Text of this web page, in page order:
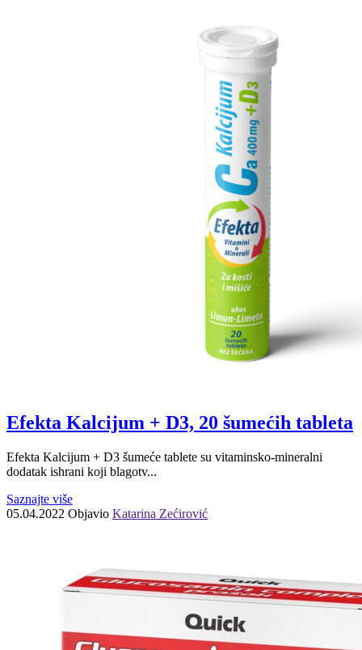
Efekta Kalcijum + D3, 20 šumećih tableta
Efekta Kalcijum + D3 šumeće tablete su vitaminsko-mineralni
dodatak ishrani koji blagotv...
Saznajte više
05.04.2022 Objavio Katarina Zećirović